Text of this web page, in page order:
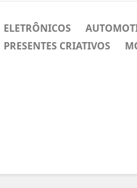
ELETRÔNICOS
PRESENTES CRIATIVOS